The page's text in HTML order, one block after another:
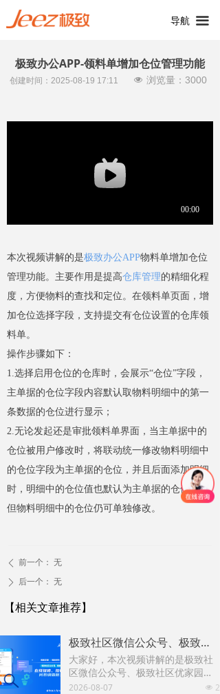
导航 끀
极致办公APP-领料单增加仓位管理功能
本次视频讲解的是极致办公APP物料单增加仓位
管理功能。主要作用是提高仓库管理的精细化程
度，方便物料的查找和定位。在领料单页面，增
加仓位选择字段，支持提交有仓位设置的仓库领
料单。
操作步骤如下：
1.选择启用仓位的仓库时，会展示“仓位”字段，
主单据的仓位字段内容默认取物料明细中的第一
条数据的仓位进行显示；
2.无论发起还是审批领料单界面，当主单据中的
仓位被用户修改时，将联动统一修改物料明细中
的仓位字段为主单据的仓位，并且后面添加明细
时，明细中的仓位值也默认为主单据的仓位值。
但物料明细中的仓位仍可单独修改。
ꄴ 前一个： 无
ꄲ 后一个： 无
创建时间： 2025-08-19 17:11
【相关文章推荐】
极致社区微信公众号、极致社区优家园小程序在线报修、投诉建议、问卷调查新增优化功能
大家好，本次视频讲解的是极致社
区微信公众号、极致社区优家园小
程序在线报修、投诉建议、问卷调
넶 2
2026-08-07
넶 浏览量： 3000